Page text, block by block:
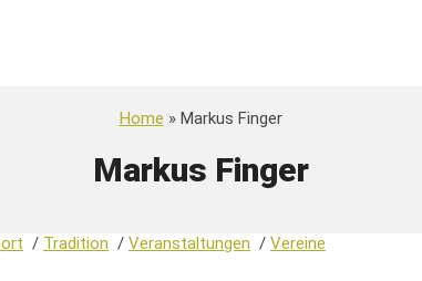
Home » Markus Finger
Markus Finger
/ Tradition / Veranstaltungen / Vereine